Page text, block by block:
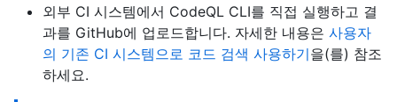
외부 CI 시스템에서 CodeQL CLI를 직접 실행하고 결
과를 GitHub에 업로드합니다. 자세한 내용은 사용자
의 기존 CI 시스템으로 코드 검색 사용하기을(를) 참조
하세요.